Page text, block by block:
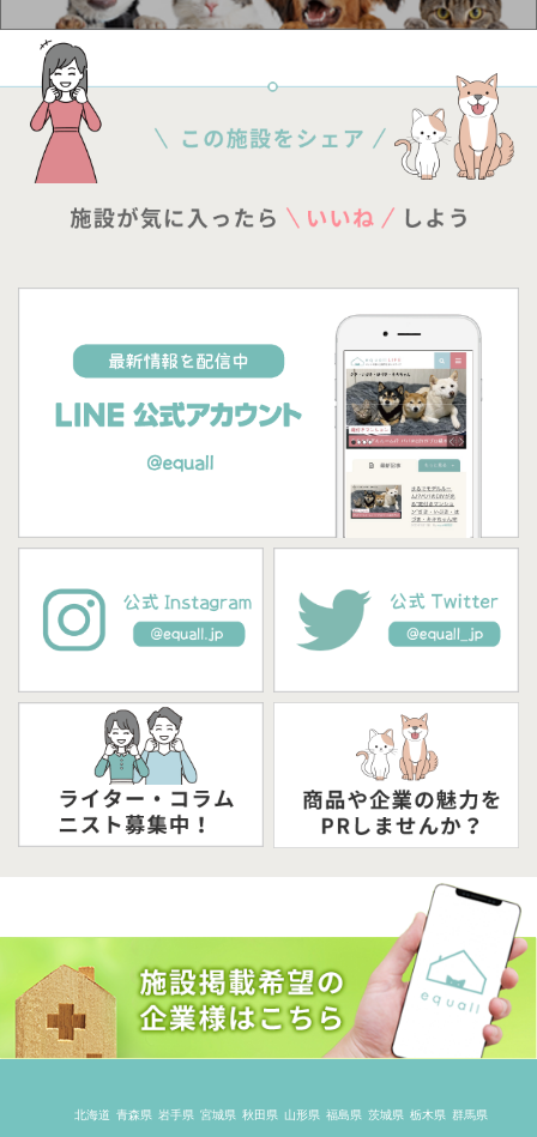
北海道 青森県 岩手県 宮城県 秋田県 山形県 福島県 茨城県 栃木県 群馬県